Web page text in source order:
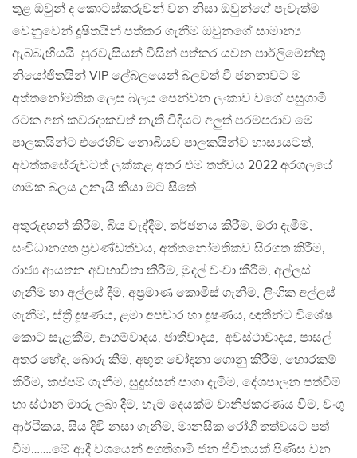
තුළ ඔවුන් ද කොටස්කරුවන් වන නිසා ඔවුන්ගේ පැවැත්ම
වෙනුවෙන් දූෂිතයින් පත්කර ගැනීම ඔවුනගේ සාමාන්‍ය
ඇබ්බැහියයි. පුරවැසියන් විසින් පත්කර යවන පාර්ලිමේන්තු
නියෝජිතයින් VIP ලේබලයෙන් බලවත් වී ජනතාවට ම
අත්තනෝමතික ලෙස බලය පෙන්වන ලංකාව වගේ පසුගාමී
රටක අන් කවරදාකවත් නැති විදියට අලුත් පරම්පරාව මේ
පාලකයින්ට එරෙහිව නොබියව පාලකයින්ව හාස්‍යයටත්,
අවත්කසේරුවටත් ලක්කළ අතර එම තත්වය 2022 අරගලයේ
ගාමක බලය උනැයි කියා මට සිතේ.
අතුරුදහන් කිරීම, බිය වැද්දීම, තර්ජනය කිරීම, මරා දැමීම,
සංවිධානගත ප්‍රචණ්ඩත්වය, අත්තනෝමතිකව සිරගත කිරීම,
රාජ්‍ය ආයතන අවභාවිතා කිරීම, මුදල් වංචා කිරීම, අල්ලස්
ගැනීම හා අල්ලස් දීම, අප්‍රමාණ කොමිස් ගැනීම, ලිංගික අල්ලස්
ගැනීම, ස්ත්‍රී දූෂණය, ළමා අපචාර හා දූෂණය, ඥාතීන්ට විශේෂ
කොට සැළකීම, ආගම්වාදය, ජාතිවාදය, අවස්ථාවාදය, පාසල්
අතර භේද, බොරු කීම, අභූත චෝදනා ගොනු කිරීම, හොරකම්
කිරීම, කප්පම් ගැනීම, සුදුස්සන් පාගා දැමීම, දේශපාලන පත්වීම්
හා ස්ථාන මාරු ලබා දීම, හැම දෙයක්ම වානිජකරණය වීම, වංගු
ආර්ථිකය, සිය දිවි නසා ගැනීම, මානසික රෝගී තත්වයට පත්
වීම…….මේ ආදී වශයෙන් අගතිගාමී ජන ජීවිතයක් පිණිස වන